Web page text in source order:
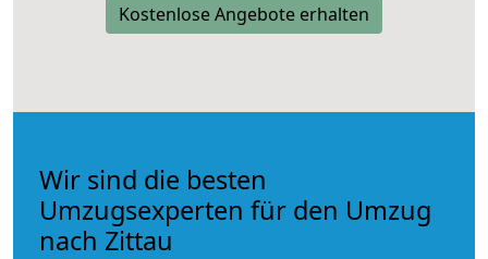
Kostenlose Angebote erhalten
Wir sind die besten
Umzugsexperten für den Umzug
nach Zittau